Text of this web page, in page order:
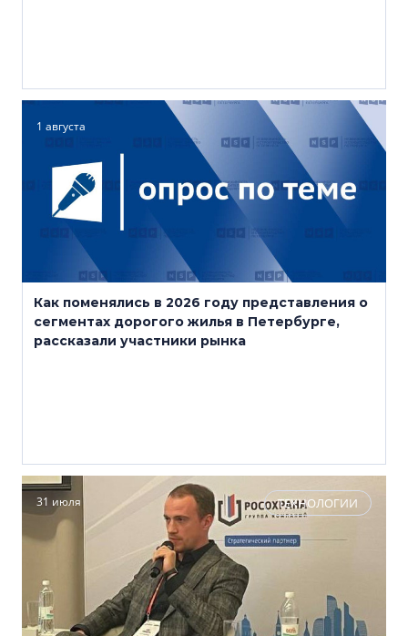
1 августа
Как поменялись в 2026 году представления о
сегментах дорогого жилья в Петербурге,
рассказали участники рынка
31 июля ТЕХНОЛОГИИ